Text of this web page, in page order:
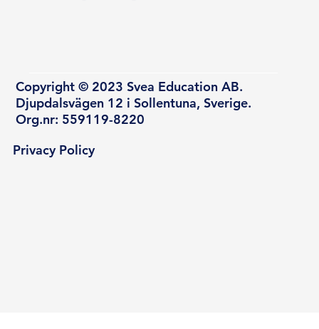
Copyright © 2023 Svea Education AB.
Djupdalsvägen 12 i Sollentuna, Sverige.
Org.nr: 559119-8220
Privacy Policy